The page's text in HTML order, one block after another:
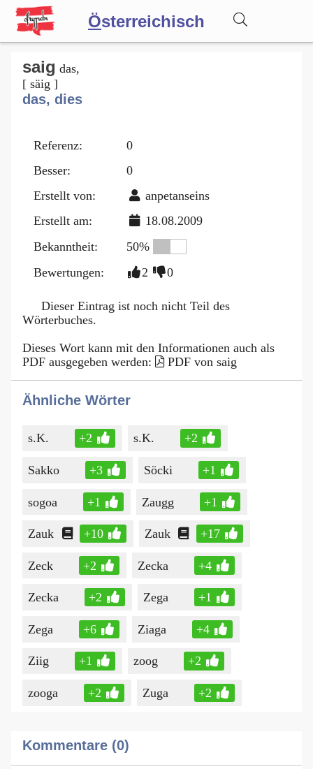
Österreichisch
Wörterbuch
Forum
Blog
saig das,
[ säig ]
das, dies
Referenz:
0
Besser:
0
Erstellt von:
anpetanseins
Erstellt am:
18.08.2009
Bekanntheit:
50%
Bewertungen:
2 0
Dieser Eintrag ist noch nicht Teil des
Wörterbuches.
Dieses Wort kann mit den Informationen auch als
PDF ausgegeben werden:
PDF von saig
Ähnliche Wörter
s.K. +2 s.K. +2
Sakko +3 Söcki +1
sogoa +1 Zaugg +1
Zauk +10 Zauk +17
Zeck +2 Zecka +4
Zecka +2 Zega +1
Zega +6 Ziaga +4
Ziig +1 zoog +2
zooga +2 Zuga +2
Kommentare (0)